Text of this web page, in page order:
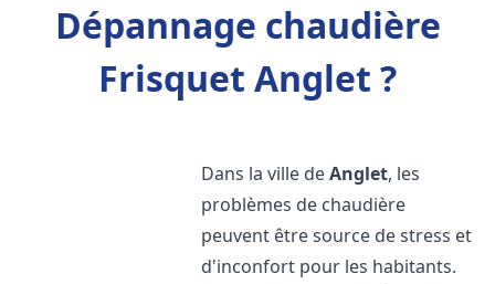
Dépannage chaudière
Frisquet Anglet ?
Dans la ville deAnglet, les
problèmes de chaudière
peuvent être source de stress et
d'inconfort pour les habitants.